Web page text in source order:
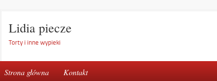
Lidia piecze
Torty i inne wypieki
Strona główna Kontakt